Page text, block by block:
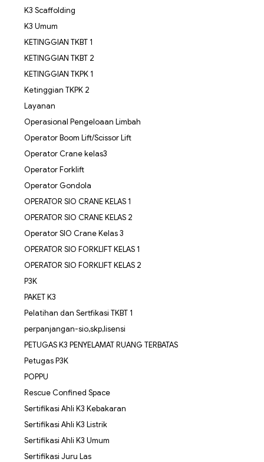
K3 Scaffolding
K3 Umum
KETINGGIAN TKBT 1
KETINGGIAN TKBT 2
KETINGGIAN TKPK 1
Ketinggian TKPK 2
Layanan
Operasional Pengeloaan Limbah
Operator Boom Lift/Scissor Lift
Operator Crane kelas3
Operator Forklift
Operator Gondola
OPERATOR SIO CRANE KELAS 1
OPERATOR SIO CRANE KELAS 2
Operator SIO Crane Kelas 3
OPERATOR SIO FORKLIFT KELAS 1
OPERATOR SIO FORKLIFT KELAS 2
P3K
PAKET K3
Pelatihan dan Sertfikasi TKBT 1
perpanjangan-sio,skp,lisensi
PETUGAS K3 PENYELAMAT RUANG TERBATAS
Petugas P3K
POPPU
Rescue Confined Space
Sertifikasi Ahli K3 Kebakaran
Sertifikasi Ahli K3 Listrik
Sertifikasi Ahli K3 Umum
Sertifikasi Juru Las